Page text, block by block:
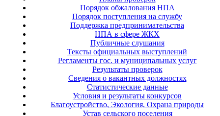
Порядок обжалования НПА
Порядок поступления на службу
Поддержка предпринимательства
НПА в сфере ЖКХ
Публичные слушания
Тексты официальных выступлений
Регламенты гос. и муниципальных услуг
Результаты проверок
Сведения о вакантных должностях
Статистические данные
Условия и результаты конкурсов
Благоустройство, Экология, Охрана природы
Устав сельского поселения